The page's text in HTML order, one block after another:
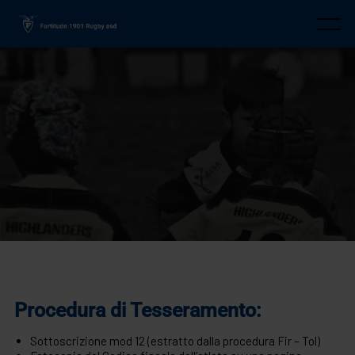
content
Menu
Procedura di Tesseramento:
Sottoscrizione mod 12 (estratto dalla procedura Fir – Tol)